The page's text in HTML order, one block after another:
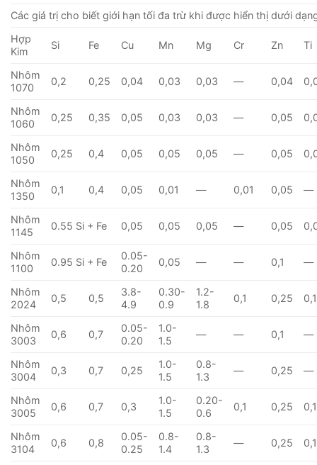
Các giá trị cho biết giới hạn tối đa trừ khi được hiển thị dưới
Hợp
Kim
Si Fe Cu Mn Mg Cr Zn Ti
Nhôm
1070
0,2 0,25 0,04 0,03 0,03 — 0,04
Nhôm
1060
0,25 0,35 0,05 0,03 0,03 — 0,05
Nhôm
1050
0,25 0,4 0,05 0,05 0,05 — 0,05
Nhôm
1350
0,1 0,4 0,05 0,01 — 0,01 0,05 —
Nhôm
1145
0.55 Si + Fe 0,05 0,05 0,05 — 0,05
Nhôm
1100
0.95 Si + Fe
0.05-
0.20
0,05 — — 0,1 —
Nhôm
2024
0,5 0,5
3.8-
4.9
0.30-
0.9
1.2-
1.8
0,1 0,25
Nhôm
3003
0,6 0,7
0.05-
0.20
1.0-
1.5
— — 0,1 —
Nhôm
3004
0,3 0,7 0,25
1.0-
1.5
0.8-
1.3
— 0,25 —
Nhôm
3005
0,6 0,7 0,3
1.0-
1.5
0.20-
0.6
0,1 0,25 0,1
Nhôm
3104
0,6 0,8
0.05-
0.25
0.8-
1.4
0.8-
1.3
— 0,25 0,1